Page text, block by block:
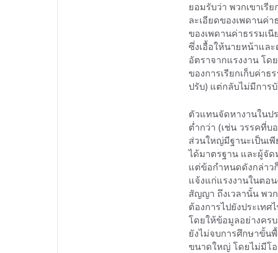
ยอมรับว่า พวกเขาเรี
ละเอียดของเพดานค่
ของเพดานค่าธรรมเ
ซึ่งเอื้อให้นายหน้าแล
อัตราจากแรงงาน โ
ของการเรียกเก็บค่า
ปรับ) แต่กลับไม่มีการ
ตัวแทนจัดหางานในป
ต่ำกว่า (เช่น วรรคที่บ
ส่วนใหญ่มีฐานะเป็นเ
ได้มาตรฐาน และผู้จั
แต่ข้อกำหนดดังกล่าว
แจ้งแก่แรงงานในตอ
สัญญา ถึงเวลานั้น พว
ต้องการไปยังประเท
โดยให้ข้อมูลอย่างคร
ยังไม่จบการศึกษาขั้น
ขนาดใหญ่ โดยไม่มีโ